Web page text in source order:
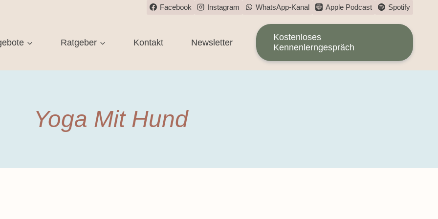
Facebook Instagram WhatsApp-Kanal Apple Podcast Spotify
Ratgeber Kontakt Newsletter
Kostenloses
Kennenlerngespräch
Yoga Mit Hund